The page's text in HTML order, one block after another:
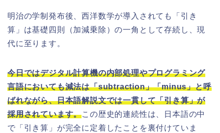
明治の学制発布後、西洋数学が導入されても「引き
算」は基礎四則（加減乗除）の一角として存続し、現
代に至ります。
今日ではデジタル計算機の内部処理やプログラミング
言語においても減法は「subtraction」「minus」と呼
ばれながら、日本語解説文では一貫して「引き算」が
採用されています。この歴史的連続性は、日本語の中
で「引き算」が完全に定着したことを裏付けていま